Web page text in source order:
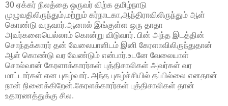
30 ஏக்கர் நிலத்தை ஒருவர் விற்க தமிழ்நாடு
முழுவதிலிருந்தும்,மற்றும் கர்நாடகா,ஆந்திராவிலிருந்தும் ஆள்
கொண்டு வருவார்.ஆனால் இங்குள்ள ஒரு தாதா
அவர்களையெல்லாம் கொன்று விடுவார். பின் அந்த இடத்தின்
சொந்தக்காரர் தன் வேலையாளிடம் இனி கேரளாவிலிருந்துதான்
ஆள் கொண்டு வர வேண்டும் என்பார்.உடனே வேலையாள்
சொல்வான் கேரளாக்காரர்கள் புத்திசாலிகள் அவர்கள் வர
மாட்டார்கள் என புகழ்வார். அந்த புகழ்ச்சியில் தப்பில்லை எனதான்
நான் நினைக்கிறேன்.கேரளக்காரர்கள் புத்திசாலிகள் தான்
உதாரணத்துக்கு சில.